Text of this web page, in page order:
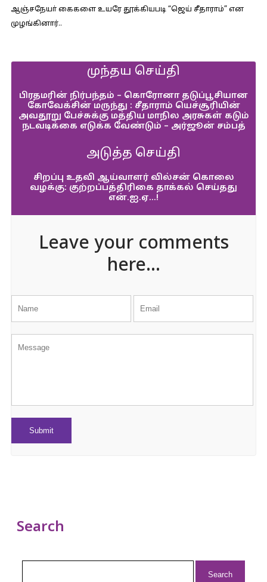
ஆஞ்சநேயா் கைகளை உயரே தூக்கியபடி “ஜெய் சீதாராம்” என
முழங்கினார்..
முந்தய செய்தி
பிரதமரின் நிர்பந்தம் – கொரோனா தடுப்பூசியான
கோவேக்சின் மருந்து : சீதாராம் யெச்சூரியின்
அவதூறு பேச்சுக்கு மத்திய மாநில அரசுகள் கடும்
நடவடிக்கை எடுக்க வேண்டும் – அர்ஜூன் சம்பத்
அடுத்த செய்தி
சிறப்பு உதவி ஆய்வாளர் வில்சன் கொலை
வழக்கு: குற்றப்பத்திரிகை தாக்கல் செய்தது
என்.ஐ.ஏ…!
Leave your comments
here...
Search